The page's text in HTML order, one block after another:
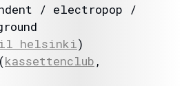
/ electropop /
helsinki)
kassettenclub ,